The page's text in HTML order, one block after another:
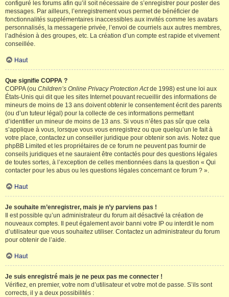
configuré les forums afin qu’il soit nécessaire de s’enregistrer pour poster des
messages. Par ailleurs, l’enregistrement vous permet de bénéficier de
fonctionnalités supplémentaires inaccessibles aux invités comme les avatars
personnalisés, la messagerie privée, l’envoi de courriels aux autres membres,
l’adhésion à des groupes, etc. La création d’un compte est rapide et vivement
conseillée.
Haut
Que signifie COPPA ?
COPPA (ou Children’s Online Privacy Protection Actde 1998) est une loi aux
États-Unis qui dit que les sites Internet pouvant recueillir des informations de
mineurs de moins de 13 ans doivent obtenir le consentement écrit des parents
(ou d’un tuteur légal) pour la collecte de ces informations permettant
d’identifier un mineur de moins de 13 ans. Si vous n’êtes pas sûr que cela
s’applique à vous, lorsque vous vous enregistrez ou que quelqu’un le fait à
votre place, contactez un conseiller juridique pour obtenir son avis. Notez que
phpBB Limited et les propriétaires de ce forum ne peuvent pas fournir de
conseils juridiques et ne sauraient être contactés pour des questions légales
de toutes sortes, à l’exception de celles mentionnées dans la question « Qui
contacter pour les abus ou les questions légales concernant ce forum ? ».
Haut
Je souhaite m’enregistrer, mais je n’y parviens pas !
Il est possible qu’un administrateur du forum ait désactivé la création de
nouveaux comptes. Il peut également avoir banni votre IP ou interdit le nom
d’utilisateur que vous souhaitez utiliser. Contactez un administrateur du forum
pour obtenir de l’aide.
Haut
Je suis enregistré mais je ne peux pas me connecter !
Vérifiez, en premier, votre nom d’utilisateur et votre mot de passe. S’ils sont
corrects, il y a deux possibilités :